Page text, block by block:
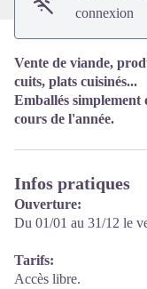
connexion
Vente de viande,
cuits, plats cuisinés...
Emballés simplement
cours de l'année.
Infos pratiques
Ouverture:
Du 01/01 au 31/12 le
Tarifs:
Accès libre.